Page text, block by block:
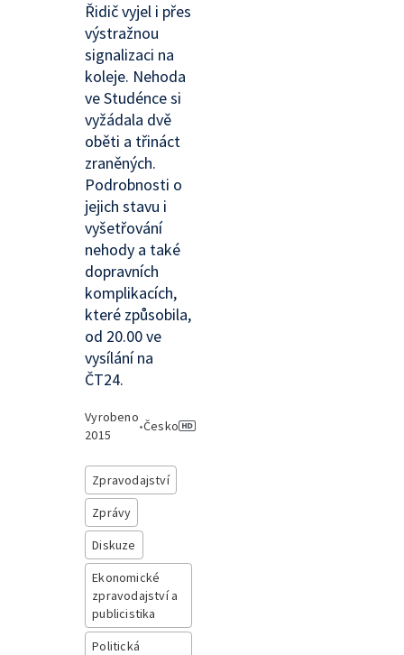
Řidič vyjel i přes
výstražnou
signalizaci na
koleje. Nehoda
ve Studénce si
vyžádala dvě
oběti a třináct
zraněných.
Podrobnosti o
jejich stavu i
vyšetřování
nehody a také
dopravních
komplikacích,
které způsobila,
od 20.00 ve
vysílání na
ČT24.
Vyrobeno
2015
•Česko
Zpravodajství
Zprávy
Diskuze
Ekonomické
zpravodajství a
publicistika
Politická